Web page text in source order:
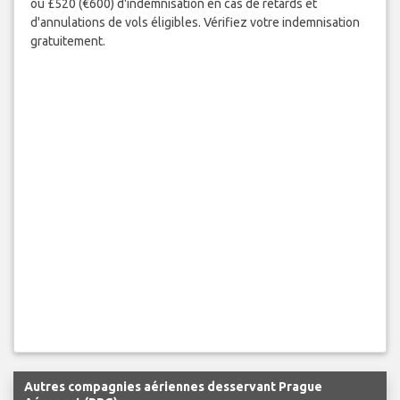
ou £520 (€600) d'indemnisation en cas de retards et
d'annulations de vols éligibles. Vérifiez votre indemnisation
gratuitement.
Autres compagnies aériennes desservant Prague